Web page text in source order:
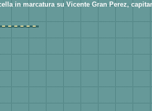
in marcatura su Vicente Gran Perez,